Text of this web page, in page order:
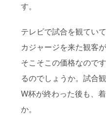
す。
テレビで試合を観てい
カジャージを来た観客
そこそこの価格なので
るのでしょうか。試合
W杯が終わった後も、
か。